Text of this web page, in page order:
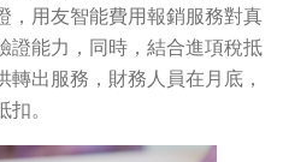
，用友智能費用報銷服務對真
證能力，同時，結合進項稅抵
出服務，財務人員在月底，
。